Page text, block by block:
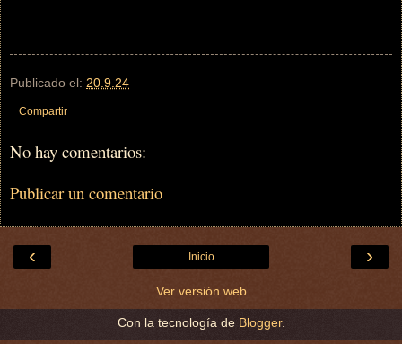
Publicado el: 20.9.24
Compartir
No hay comentarios:
Publicar un comentario
‹ ›
Inicio
Ver versión web
Con la tecnología de Blogger.